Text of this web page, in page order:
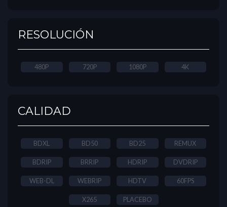
RESOLUCIÓN
480P 720P 1080P 4K
CALIDAD
BDXL BD50 BD25 REMUX
BDRIP BRRIP HDRIP DVDRIP
WEB-DL WEBRIP HDTV 60FPS
X265 PLACEBO